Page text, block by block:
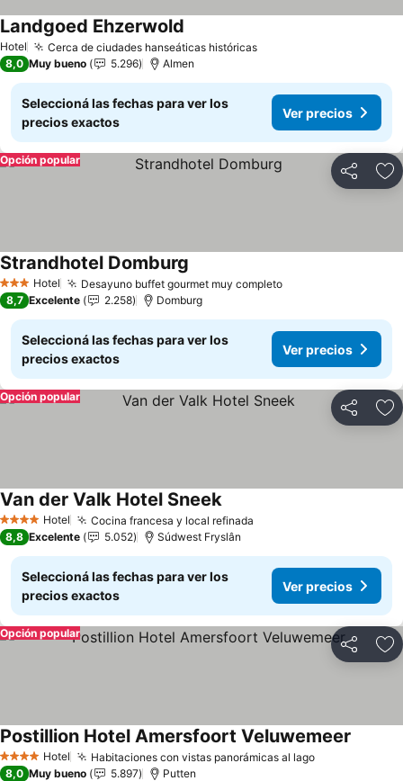
Hotel Cerca de ciudades hanseáticas históricas
Landgoed Ehzerwold
8,0 Muy bueno 5.296 Almen
Seleccioná las fechas para ver los
precios exactos
Ver precios
Compartir
Opción popular
3 Estrellas
Hotel Desayuno buffet gourmet muy completo
Strandhotel Domburg
8,7 Excelente 2.258 Domburg
Seleccioná las fechas para ver los
precios exactos
Ver precios
Compartir
Opción popular
4 EstrellasHotel Cocina francesa y local refinada
Van der Valk Hotel Sneek
8,8 Excelente 5.052 Súdwest Fryslân
Seleccioná las fechas para ver los
precios exactos
Ver precios
Compartir
Opción popular
4 EstrellasHotel Habitaciones con vistas panorámicas al lago
Postillion Hotel Amersfoort Veluwemeer
8,0 Muy bueno 5.897 Putten